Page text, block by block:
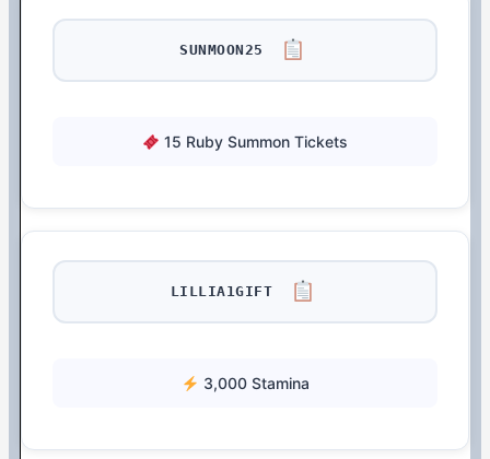
SUNMOON25
15 Ruby Summon Tickets
LILLIA1GIFT
3,000 Stamina